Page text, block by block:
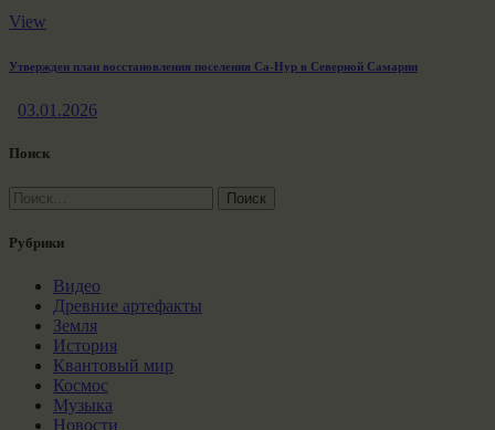
View
Утвержден план восстановления поселения Са-Нур в Северной Самарии
03.01.2026
Поиск
Найти:
Рубрики
Видео
Древние артефакты
Земля
История
Квантовый мир
Космос
Музыка
Новости